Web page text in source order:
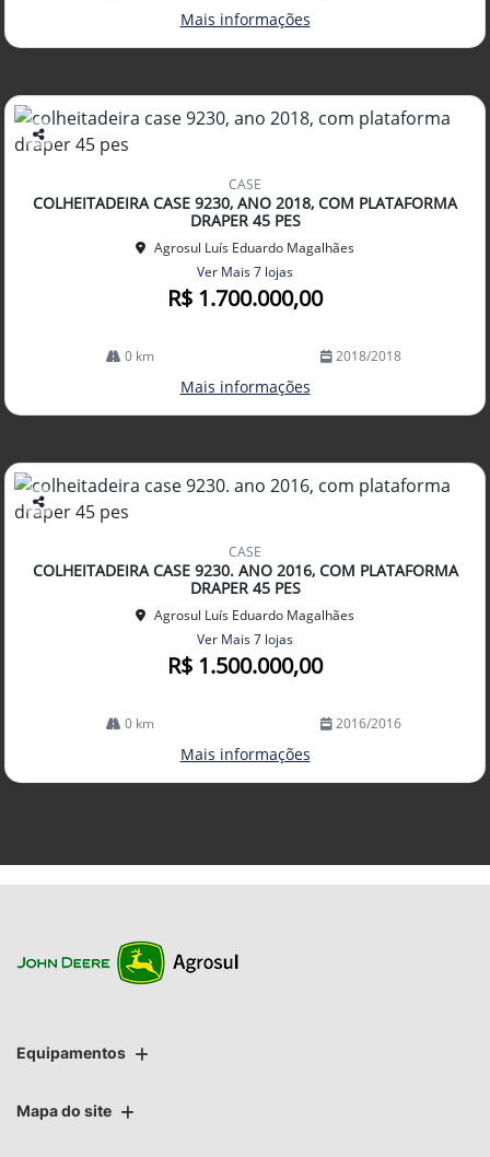
Mais informações
Co
arti
lhe
CASE
COLHEITADEIRA CASE 9230, ANO 2018, COM PLATAFORMA
DRAPER 45 PES
Agrosul Luís Eduardo Magalhães
Ver Mais 7 lojas
R$ 1.700.000,00
0 km 2018/2018
Mais informações
Co
arti
lhe
CASE
COLHEITADEIRA CASE 9230. ANO 2016, COM PLATAFORMA
DRAPER 45 PES
Agrosul Luís Eduardo Magalhães
Ver Mais 7 lojas
R$ 1.500.000,00
0 km 2016/2016
Mais informações
Equipamentos
Mapa do site